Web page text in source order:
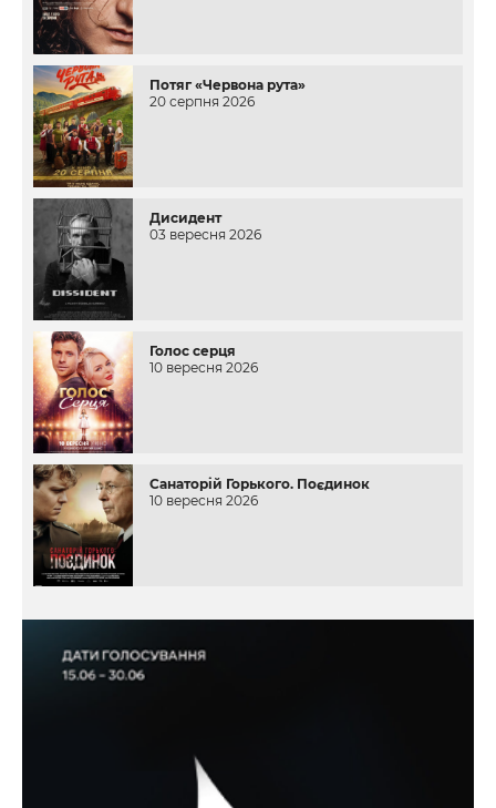
Потяг «Червона рута»
20 серпня 2026
Дисидент
03 вересня 2026
Голос серця
10 вересня 2026
Санаторій Горького. Поєдинок
10 вересня 2026